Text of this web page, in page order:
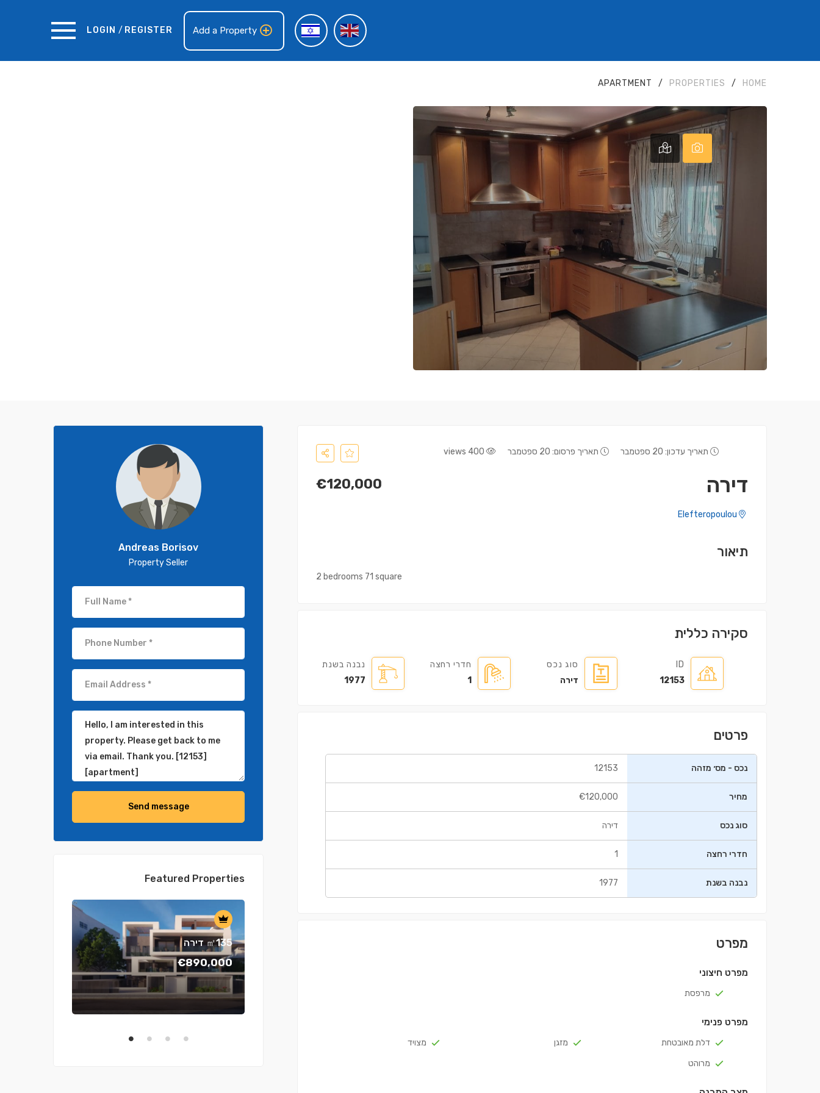
LOGIN / REGISTER Add a Property
HOME
/
PROPERTIES
/
APARTMENT
תאריך עדכון: 20 ספטמבר תאריך פרסום: 20 ספטמבר 400 views
דירה €120,000
תיאור
2 bedrooms 71 square
סקירה כללית
ID
12153
סוג נכס
דירה
חדרי רחצה
1
נבנה בשנת
1977
פרטים
נכס - מס׳ מזהה 12153
מחיר €120,000
סוג נכס דירה
חדרי רחצה 1
נבנה בשנת 1977
מפרט
מפרט חיצוני
מרפסת
מפרט פנימי
דלת מאובטחת מזגן
מצויד
מרוהט
Andreas Borisov
Property Seller
Send message
Featured Properties
בניין ㎡98.5 דירה ㎡135
€890,000